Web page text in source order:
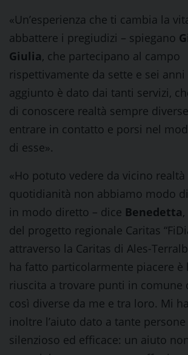
«Un’esperienza che ti cambia la
abbattere i pregiudizi – spiegano
Giulia, che partecipano al campo
rispettivamente da sette e sei anni
aggiunto è dato dai tanti servizi,
di conoscere realtà sempre
entrare in contatto e porsi nel
di esse».
«Ho potuto vedere da vicino realtà
quotidianità non abbiamo modo
in modo diretto – dice Benedetta
del progetto regionale Caritas
attraverso la Caritas di Ales-
ha fatto particolarmente piacere è
riuscita a trovare punti in comune
così diverse da me e tra loro. Mi
inoltre l’aiuto dato a tante
silenzioso ed efficace: un aiuto